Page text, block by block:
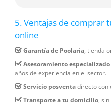
5. Ventajas de comprar
online
Garantía de Poolaria, tienda
Asesoramiento especializado
años de experiencia en el sector.
Servicio posventadirecto con
Transporte a tu domicilio,